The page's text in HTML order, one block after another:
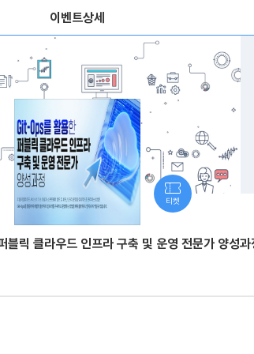
이벤트상세
릭 클라우드 인프라 구축 및 운영 전문가 양성과
티켓